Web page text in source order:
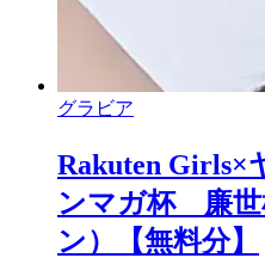
グラビア
Rakuten
ンマガ杯 廉世
ン）【無料分】